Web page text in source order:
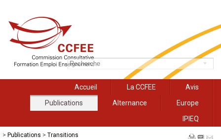
Accueil La CCFEE
Avis
Publications
Alternance
Europe
IPIEQ
> Publications > Transitions